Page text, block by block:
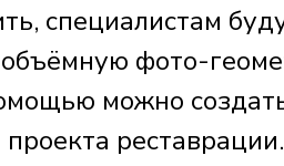
специалистам
фото-
можно